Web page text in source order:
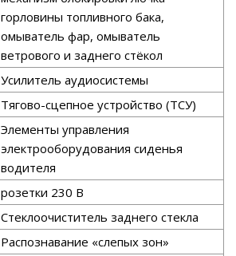
горловины топливного бака,
омыватель фар, омыватель
ветрового и заднего стёкол
Усилитель аудиосистемы
Тягово-сцепное устройство (ТСУ)
Элементы управления
электрооборудования сиденья
водителя
розетки 230 В
Стеклоочиститель заднего стекла
Распознавание «слепых зон»